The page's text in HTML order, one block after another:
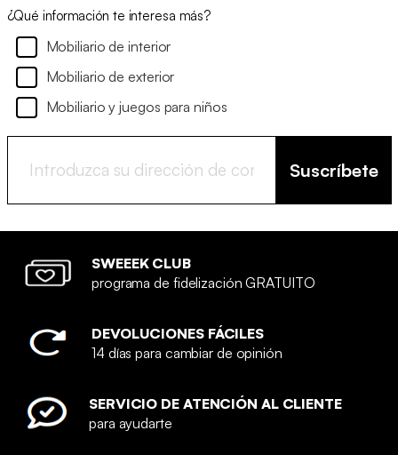
¿Qué información te interesa más?
Mobiliario de interior
Mobiliario de exterior
Mobiliario y juegos para niños
Suscríbete
SWEEEK CLUB
programa de fidelización GRATUITO
DEVOLUCIONES FÁCILES
14 días para cambiar de opinión
SERVICIO DE ATENCIÓN AL CLIENTE
para ayudarte